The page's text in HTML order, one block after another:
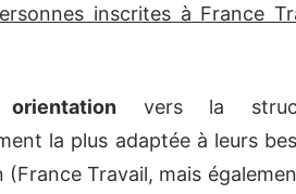
inscrites à France
orientation vers la
la plus adaptée à leurs
(France Travail, mais